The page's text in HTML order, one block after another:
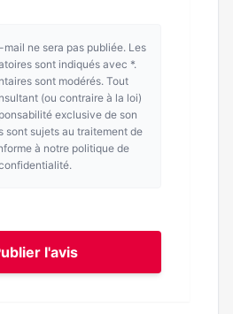
mail ne sera pas publiée. Les
sont indiqués avec *.
sont modérés. Tout
(ou contraire à la loi)
exclusive de son
sont sujets au traitement de
à notre politique de
l'avis